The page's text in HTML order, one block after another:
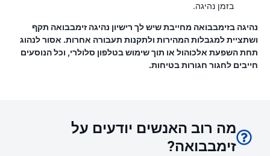
בזמן נהיגה.
נהיגה בזימבבואה מחייבת שיש לך רישיון נהיגה זימבבואה תקף
ושתציית למגבלות המהירות ולתקנות תעבורה אחרות. אסור לנהוג
תחת השפעת אלכוהול או תוך שימוש בטלפון סלולרי, וכל הנוסעים
חייבים לחגור חגורות בטיחות.
מה רוב האנשים יודעים על
זימבבואה?